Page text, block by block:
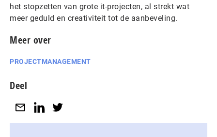
het stopzetten van grote it-projecten, al strekt wat
meer geduld en creativiteit tot de aanbeveling.
Meer over
PROJECTMANAGEMENT
Deel